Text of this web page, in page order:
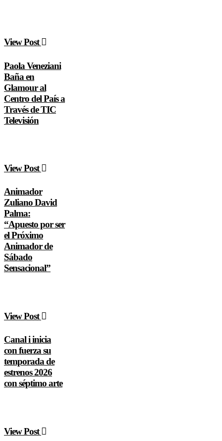
View Post
Paola Veneziani
Baña en
Glamour al
Centro del País a
Través de TIC
Televisión
View Post
Animador
Zuliano David
Palma:
“Apuesto por ser
el Próximo
Animador de
Sábado
Sensacional”
View Post
Canal i inicia
con fuerza su
temporada de
estrenos 2026
con séptimo arte
View Post